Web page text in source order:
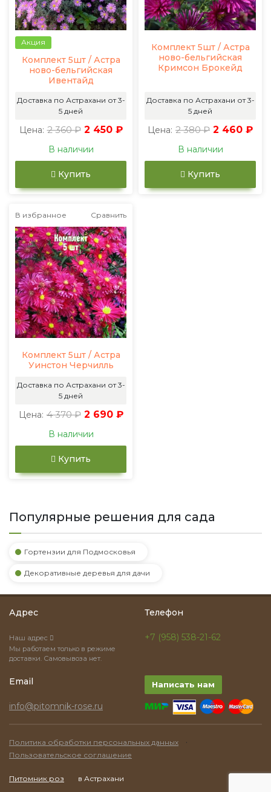
Акция
Комплект 5шт / Астра
ново-бельгийская
Ивентайд
Доставка по Астрахани от 3-
5 дней
Цена: 2 360 ₽ 2 450 ₽
В наличии
Купить
Комплект 5шт / Астра
ново-бельгийская
Кримсон Брокейд
Доставка по Астрахани от 3-
5 дней
Цена: 2 380 ₽ 2 460 ₽
В наличии
Купить
В избранное Сравнить
Комплект 5шт / Астра
Уинстон Черчилль
Доставка по Астрахани от 3-
5 дней
Цена: 4 370 ₽ 2 690 ₽
В наличии
Купить
Популярные решения для сада
Гортензии для Подмосковья
Декоративные деревья для дачи
Адрес
Наш адрес
Мы работаем только в режиме
доставки. Самовывоза нет.
Телефон
+7 (958) 538-21-62
Email
info@pitomnik-rose.ru
Написать нам
Политика обработки персональных данных ·
Пользовательское соглашение
Питомник роз
в Астрахани